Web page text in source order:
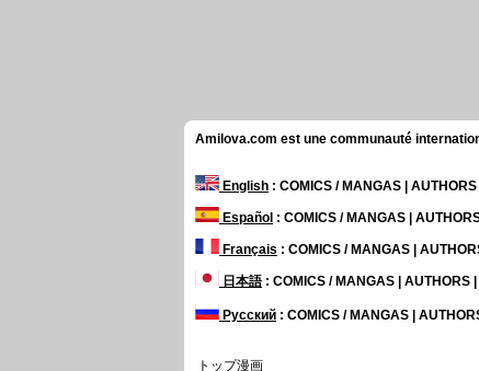
Amilova.com est une communauté
English : COMICS / MANGAS |
Español : COMICS / MANGAS |
Français : COMICS / MANGAS |
日本語: COMICS / MANGAS | AUTHORS
Русский : COMICS / MANGAS |
トップ漫画